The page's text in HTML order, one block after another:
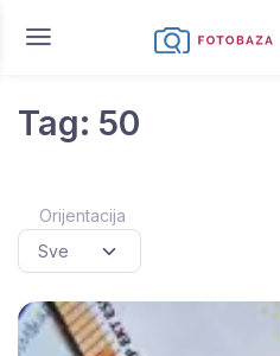
Tag: 50
Orijentacija